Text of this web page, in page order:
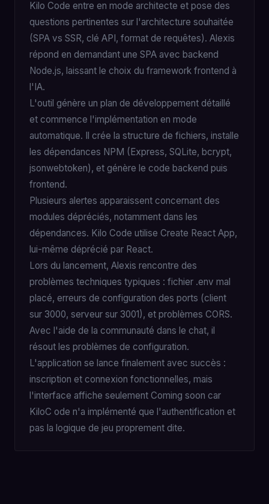
Kilo Code entre en mode architecte et pose des
questions pertinentes sur l'architecture souhaitée
(SPA vs SSR, clé API, format de requêtes). Alexis
répond en demandant une SPA avec backend
Node.js, laissant le choix du framework frontend à
l'IA.
L'outil génère un plan de développement détaillé
et commence l'implémentation en mode
automatique. Il crée la structure de fichiers, installe
les dépendances NPM (Express, SQLite, bcrypt,
jsonwebtoken), et génère le code backend puis
frontend.
Plusieurs alertes apparaissent concernant des
modules dépréciés, notamment dans les
dépendances. Kilo Code utilise Create React App,
lui-même déprécié par React.
Lors du lancement, Alexis rencontre des
problèmes techniques typiques : fichier .env mal
placé, erreurs de configuration des ports (client
sur 3000, serveur sur 3001), et problèmes CORS.
Avec l'aide de la communauté dans le chat, il
résout les problèmes de configuration.
L'application se lance finalement avec succès :
inscription et connexion fonctionnelles, mais
l'interface affiche seulement Coming soon car
KiloC ode n'a implémenté que l'authentification et
pas la logique de jeu proprement dite.